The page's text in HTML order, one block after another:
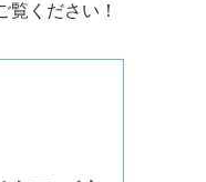
覧ください！